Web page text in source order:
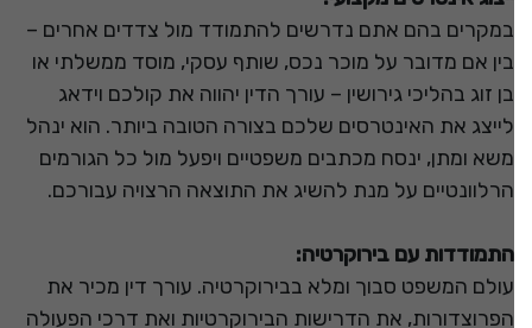
במקרים בהם אתם נדרשים להתמודד מול צדדים אחרים –
בין אם מדובר על מוכר נכס, שותף עסקי, מוסד ממשלתי או
בן זוג בהליכי גירושין – עורך הדין יהווה את קולכם וידאג
לייצג את האינטרסים שלכם בצורה הטובה ביותר. הוא ינהל
משא ומתן, ינסח מכתבים משפטיים ויפעל מול כל הגורמים
הרלוונטיים על מנת להשיג את התוצאה הרצויה עבורכם.
התמודדות עם בירוקרטיה:
עולם המשפט סבוך ומלא בבירוקרטיה. עורך דין מכיר את
הפרוצדורות, את הדרישות הבירוקרטיות ואת דרכי הפעולה